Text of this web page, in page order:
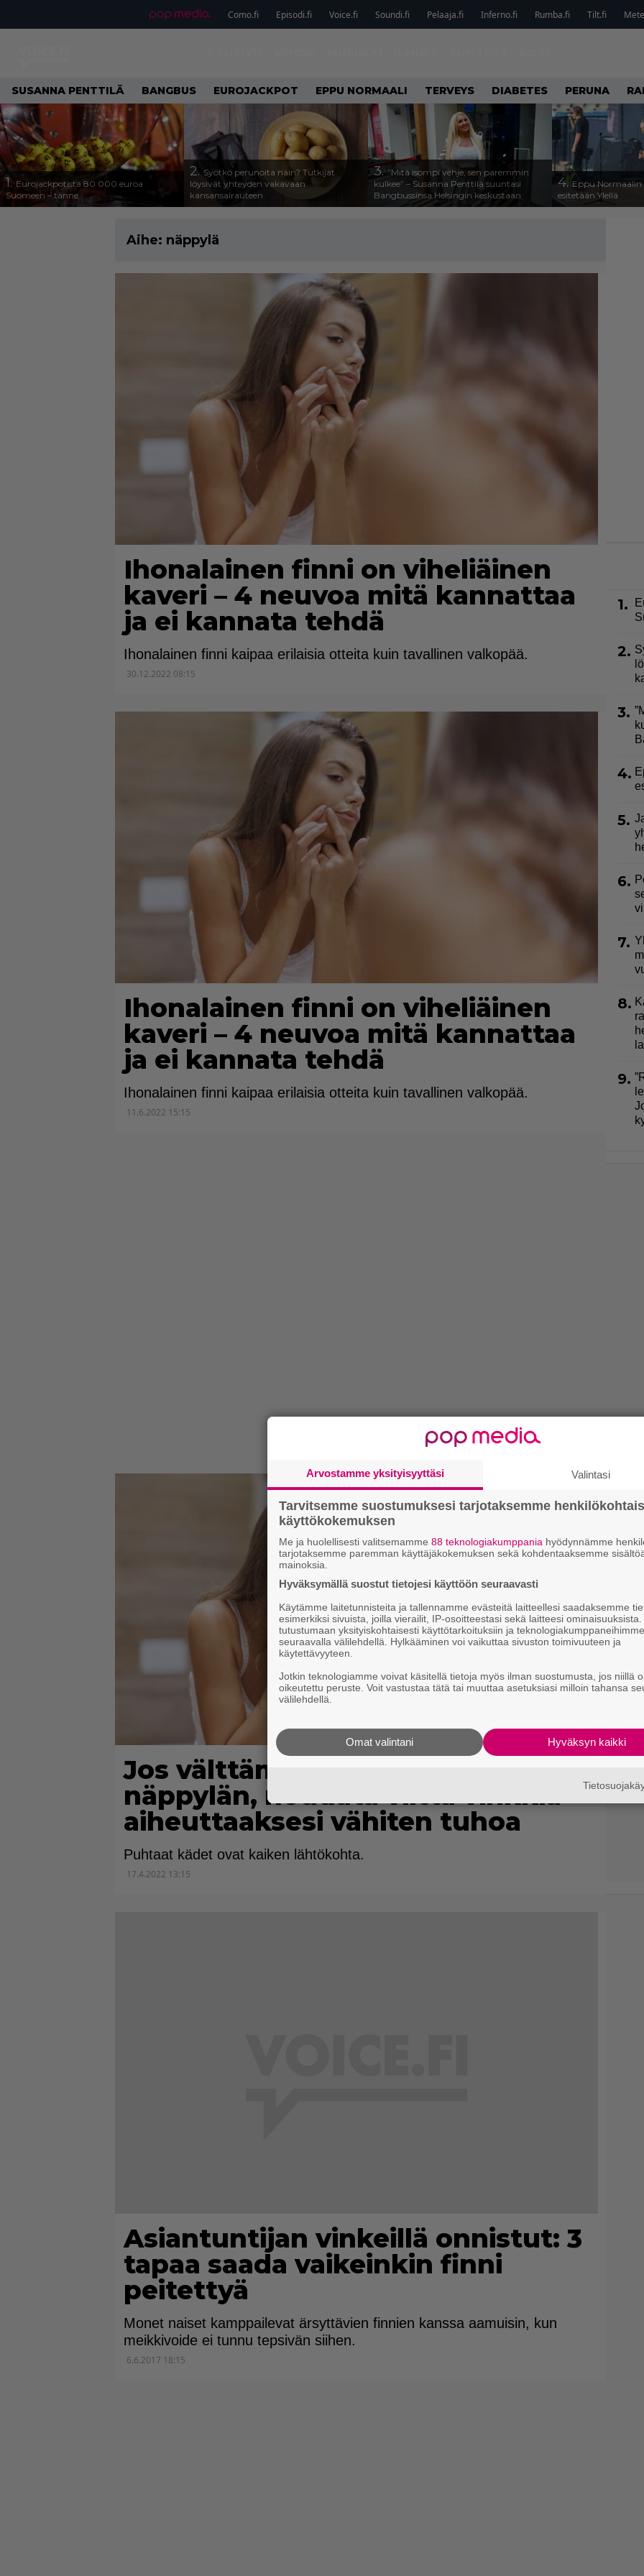
Como.fi Episodi.fi Voice.fi Soundi.fi Pelaaja.fi Inferno.fi Rumba.fi Tilt.fi
SUSANNA PENTTILÄ BANGBUS EUROJACKPOT EPPU NORMAALI TERVEYS DIABETES PERUNA
1. Eurojackpotista 80 000 euroa
Suomeen – tänne
2. Syötkö perunoita näin? Tutkijat
löysivät yhteyden vakavaan
kansansairauteen
3. ”Mitä isompi vehje, sen paremmin
kulkee” – Susanna Penttilä suuntasi
Bangbussinsa Helsingin keskustaan
4. Eppu
esitetään Ylellä
Aihe: näppylä
Ihonalainen finni on viheliäinen
kaveri – 4 neuvoa mitä kannattaa
ja ei kannata tehdä
Ihonalainen finni kaipaa erilaisia otteita kuin tavallinen valkopää.
30.12.2022 08:15
Ihonalainen finni on viheliäinen
kaveri – 4 neuvoa mitä kannattaa
ja ei kannata tehdä
Ihonalainen finni kaipaa erilaisia otteita kuin tavallinen valkopää.
11.6.2022 15:15
Jos välttämättä haluat puristaa
näppylän, noudata viittä vinkkiä
aiheuttaaksesi vähiten tuhoa
Puhtaat kädet ovat kaiken lähtökohta.
17.4.2022 13:15
Asiantuntijan vinkeillä onnistut: 3
tapaa saada vaikeinkin finni
peitettyä
Monet naiset kamppailevat ärsyttävien finnien kanssa aamuisin, kun
meikkivoide ei tunnu tepsivän siihen.
6.6.2017 18:15
1.
2.
3.
4.
5.
6.
7.
8.
9.
Arvostamme yksityisyyttäsi Valintasi
Tarvitsemme suostumuksesi tarjotaksemme
käyttökokemuksen
Me ja huolellisesti valitsemamme 88 teknologiakumppania hyödynnämme
tarjotaksemme paremman käyttäjäkokemuksen sekä kohdentaaksemme
mainoksia.
Hyväksymällä suostut tietojesi käyttöön seuraavasti
Käytämme laitetunnisteita ja tallennamme evästeitä laitteellesi saadaksemme
esimerkiksi sivuista, joilla vierailit, IP-osoitteestasi sekä laitteesi
tutustumaan yksityiskohtaisesti käyttötarkoituksiin ja teknologiakumppaneihimme
seuraavalla välilehdellä. Hylkääminen voi vaikuttaa sivuston toimivuuteen ja
käytettävyyteen.
Jotkin teknologiamme voivat käsitellä tietoja myös ilman suostumusta, jos niillä
oikeutettu peruste. Voit vastustaa tätä tai muuttaa asetuksiasi milloin tahansa
välilehdellä.
Hyväksyn kaikki
Omat valintani